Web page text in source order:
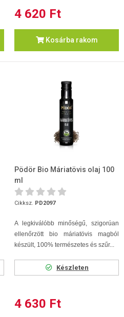
4 620 Ft
Kosárba rakom
Pödör Bio Máriatövis olaj 100
ml
Cikksz. PD2097
A legkiválóbb minőségű, szigorúan
ellenőrzött bio máriatövis magból
készült, 100% természetes és szűr...
Készleten
4 630 Ft